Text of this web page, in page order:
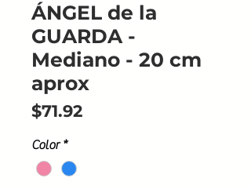
ÁNGEL de la
GUARDA -
Mediano - 20 cm
aprox
$71.92Precio
Color *